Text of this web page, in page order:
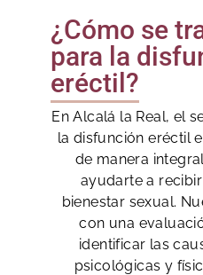
¿Cómo se
para la
eréctil?
En Alcalá la Real, el
la disfunción eréctil
de manera
ayudarte a
bienestar sexual.
con una
identificar las
psicológicas y